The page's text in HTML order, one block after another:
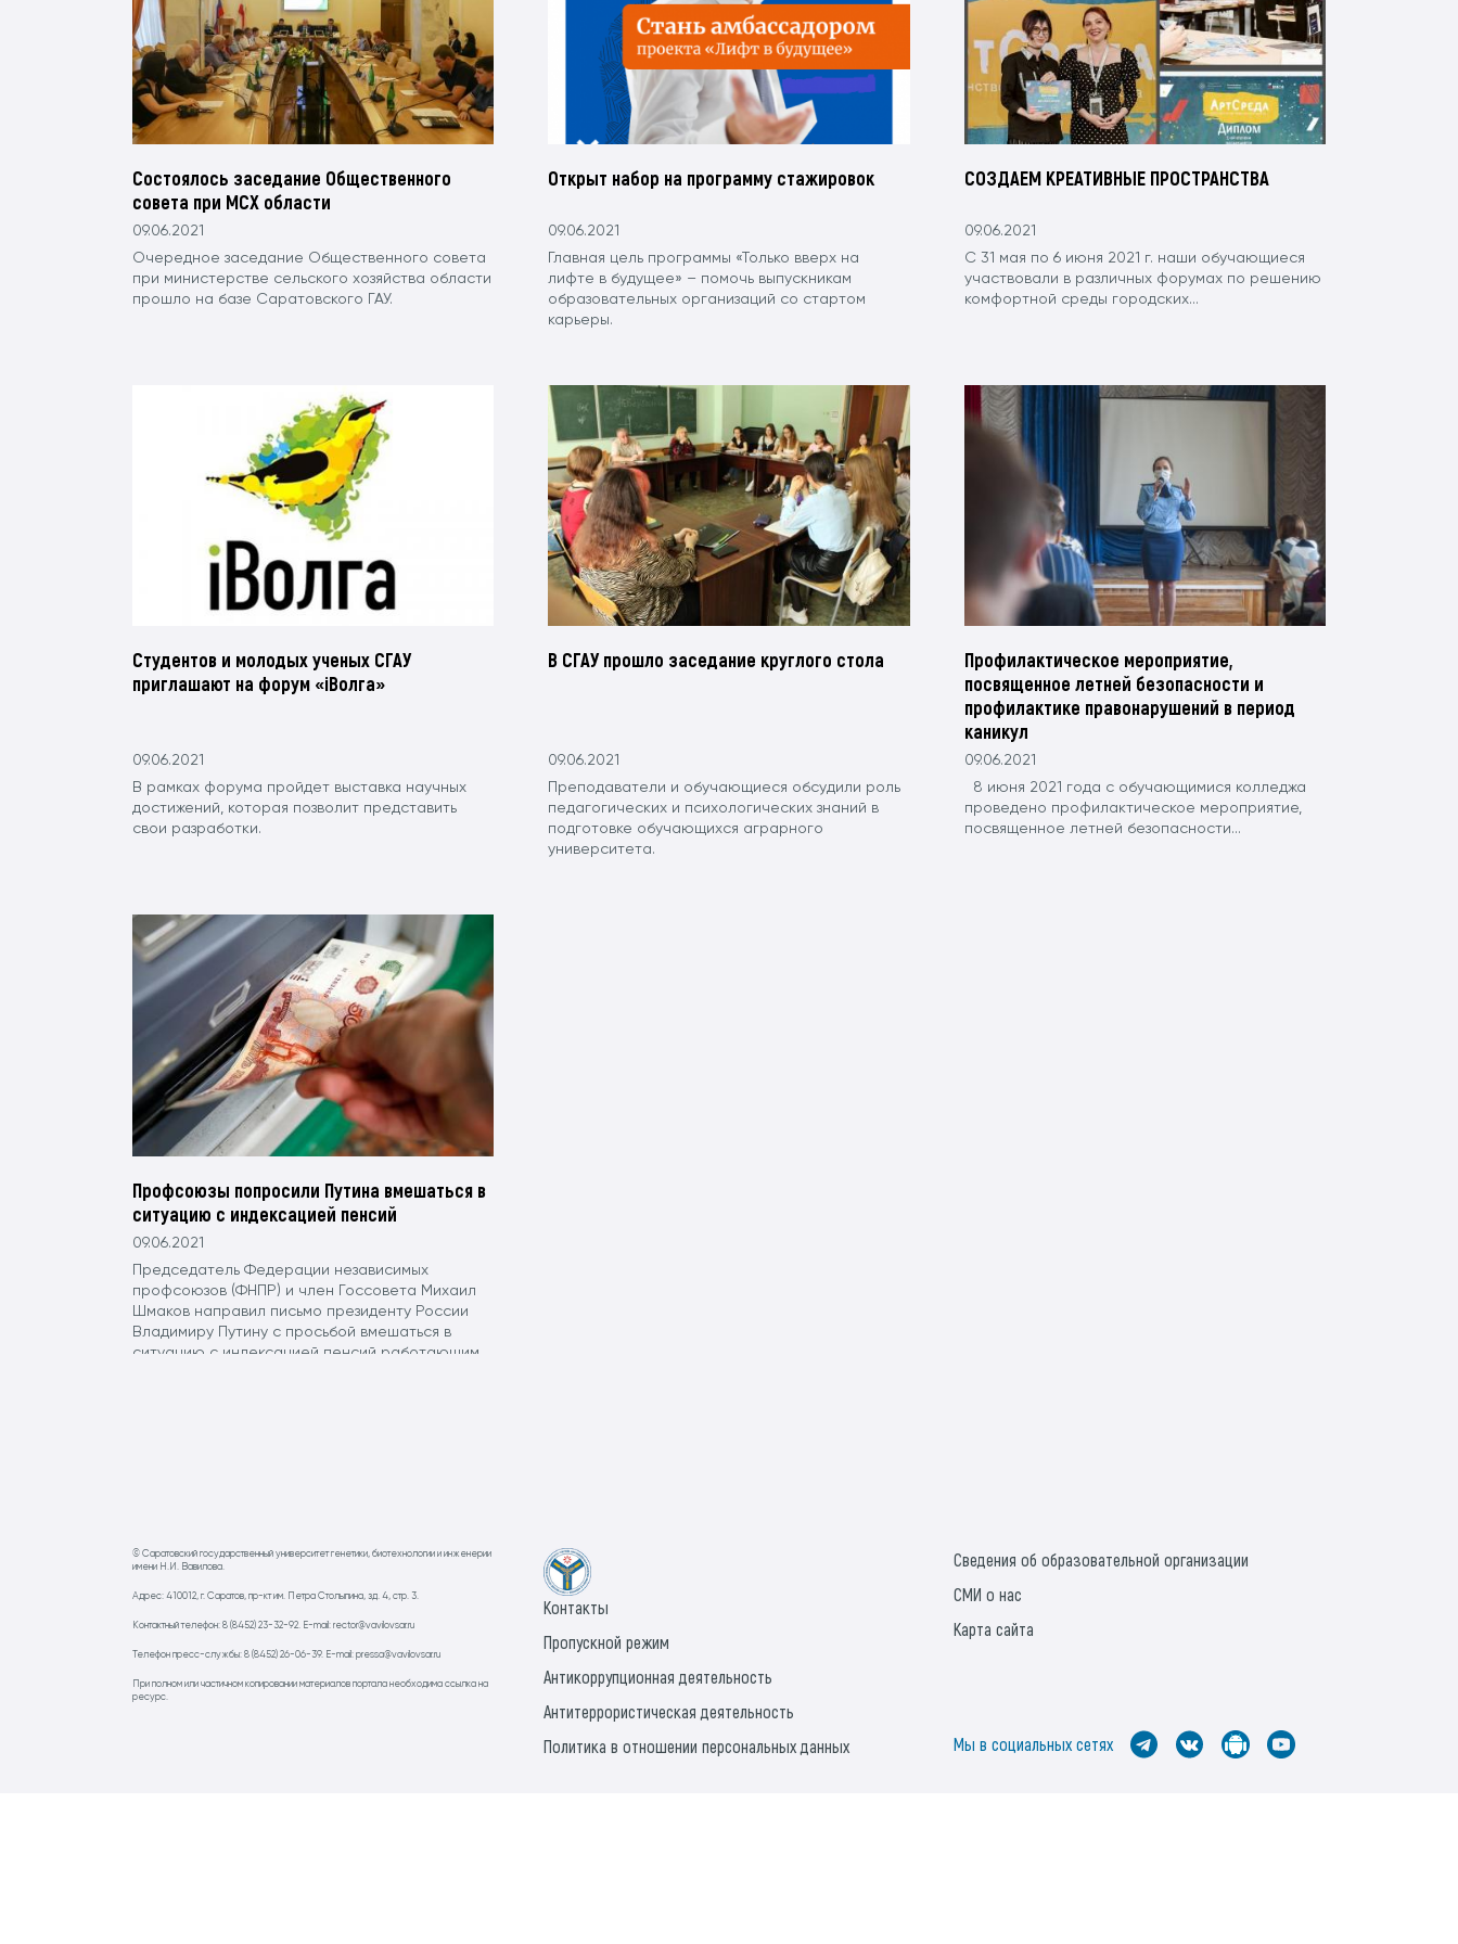
Состоялось заседание Общественного
совета при МСХ области
09.06.2021
Очередное заседание Общественного совета
при министерстве сельского хозяйства области
прошло на базе Саратовского ГАУ.
Открыт набор на программу стажировок
09.06.2021
Главная цель программы «Только вверх на
лифте в будущее» – помочь выпускникам
образовательных организаций со стартом
карьеры.
СОЗДАЕМ КРЕАТИВНЫЕ ПРОСТРАНСТВА
09.06.2021
С 31 мая по 6 июня 2021 г. наши обучающиеся
участвовали в различных форумах по решению
комфортной среды городских...
Студентов и молодых ученых СГАУ
приглашают на форум «iВолга»
09.06.2021
В рамках форума пройдет выставка научных
достижений, которая позволит представить
свои разработки.
В СГАУ прошло заседание круглого стола
09.06.2021
Преподаватели и обучающиеся обсудили роль
педагогических и психологических знаний в
подготовке обучающихся аграрного
университета.
Профилактическое мероприятие,
посвященное летней безопасности и
профилактике правонарушений в период
каникул
09.06.2021
8 июня 2021 года с обучающимися колледжа
проведено профилактическое мероприятие,
посвященное летней безопасности...
Профсоюзы попросили Путина вмешаться в
ситуацию с индексацией пенсий
09.06.2021
Председатель Федерации независимых
профсоюзов (ФНПР) и член Госсовета Михаил
Шмаков направил письмо президенту России
Владимиру Путину с просьбой вмешаться в
ситуацию с индексацией пенсий работающим
© Саратовский государственный университет генетики, биотехнологии и инженерии
имени Н.И. Вавилова.
Адрес: 410012, г. Саратов, пр-кт им. Петра Столыпина, зд. 4, стр. 3.
Контактный телефон: 8 (8452) 23-32-92. E-mail: rector@vavilovsar.ru
Телефон пресс-службы: 8 (8452) 26-06-39. E-mail: pressa@vavilovsar.ru
При полном или частичном копировании материалов портала необходима ссылка на
ресурс.
Контакты
Пропускной режим
Антикоррупционная деятельность
Антитеррористическая деятельность
Политика в отношении персональных данных
Сведения об образовательной организации
СМИ о нас
Карта сайта
Мы в социальных сетях